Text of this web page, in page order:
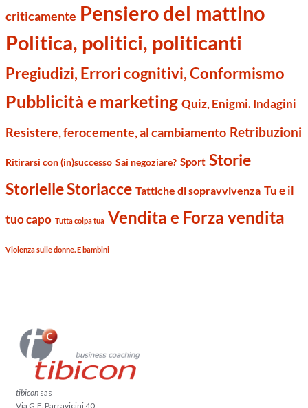
criticamente Pensiero del mattino
Politica, politici, politicanti
Pregiudizi, Errori cognitivi, Conformismo
Pubblicità e marketing Quiz, Enigmi. Indagini
Resistere, ferocemente, al cambiamento Retribuzioni
Ritirarsi con (in)successo Sai negoziare? Sport Storie
Storielle Storiacce Tattiche di sopravvivenza Tu e il
tuo capo Tutta colpa tua Vendita e Forza vendita
Violenza sulle donne. E bambini
tibicon sas
Via G.F. Parravicini 40